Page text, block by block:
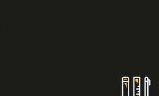
Image